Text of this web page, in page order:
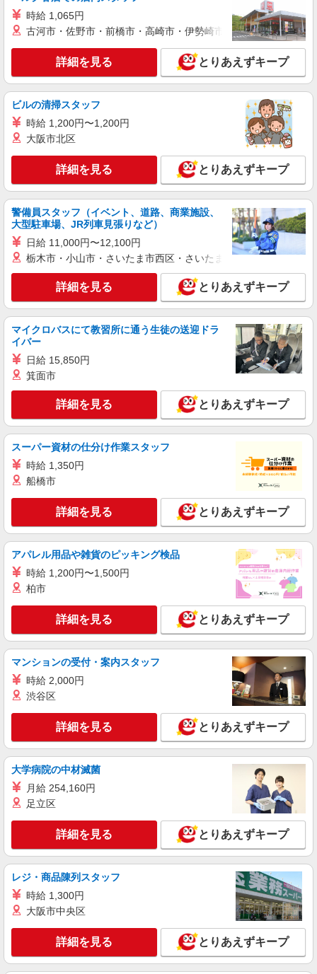
キープ 詳細を見る
株式会社kotrio /●SW-S-2023682
柳瀬川駅≫高級シニアマンションの看護師▼居
室の巡回等
時給2400円〜＜交通費全額支給(ガソリン代含
富士見市水谷東｜最寄り：柳瀬川駅
キープ 詳細を見る
株式会社kotrio /●SI-H-2101918
【職場環境◎】よすぎて全私が泣いた≫看護助
手募集♪未経験OK！
時給1600円〜2250円 ＜日払い有/週払い有/交
通費全支給(ガソリン代含む)＞
富士見市
キープ 詳細を見る
（株）ウィルオブ・ワークCW 大宮支店/ms110101
時給1350円 ◆前払い・日払い・週払いOK
埼玉県富士見市
キープ
職業紹介
株式会社kotrio /●SW-S-2023254
【柳瀬川駅】看護助手募集(パート)＊柔軟性が
ある働き方♪
時給1550円〜2312円 ＜交通費全支給(ガソリ
ン代含む)＞
富士見市水谷東｜最寄り：柳瀬川駅
キープ 詳細を見る
株式会社kotrio /●SI-H-2023974
≪みずほ台駅≫未経験・無資格から看護助手へ
時給1600円〜2250円 ＜日払い有/週払い有/交
通費全支給(ガソリン代含む)＞
富士見市
キープ 詳細を見る
派遣社員
株式会社kotrio /●SI-H-2093689
善は急げ≫≫≫履歴書不要＆面接なし！駅チカ
病院で看護助手急募
時給1600円〜2250円 ＜日払い有/週払い有/交
キープ 詳細を見る
株式会社kotrio /●SI-H-2076378
時給 1,065円
古河市・佐野市・前橋市・高崎市・伊勢崎市・太田市・館林市
詳細を見る とりあえずキープ
ビルの清掃スタッフ
時給 1,200円〜1,200円
大阪市北区
詳細を見る とりあえずキープ
警備員スタッフ（イベント、道路、商業施設、
大型駐車場、JR列車見張りなど）
日給 11,000円〜12,100円
栃木市・小山市・さいたま市西区・さいたま市岩槻区・久喜市・
詳細を見る とりあえずキープ
マイクロバスにて教習所に通う生徒の送迎ドラ
イバー
日給 15,850円
箕面市
詳細を見る とりあえずキープ
スーパー資材の仕分け作業スタッフ
時給 1,350円
船橋市
詳細を見る とりあえずキープ
アパレル用品や雑貨のピッキング検品
時給 1,200円〜1,500円
柏市
詳細を見る とりあえずキープ
マンションの受付・案内スタッフ
時給 2,000円
渋谷区
詳細を見る とりあえずキープ
大学病院の中材滅菌
月給 254,160円
足立区
詳細を見る とりあえずキープ
レジ・商品陳列スタッフ
時給 1,300円
大阪市中央区
詳細を見る とりあえずキープ